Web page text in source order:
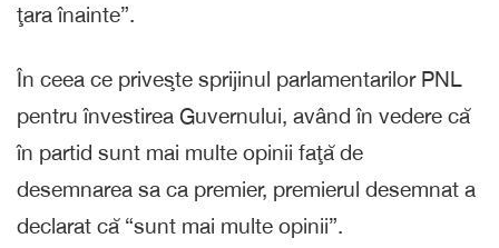
ţara înainte”.
În ceea ce priveşte sprijinul parlamentarilor PNL
pentru învestirea Guvernului, având în vedere că
în partid sunt mai multe opinii faţă de
desemnarea sa ca premier, premierul desemnat a
declarat că “sunt mai multe opinii”.